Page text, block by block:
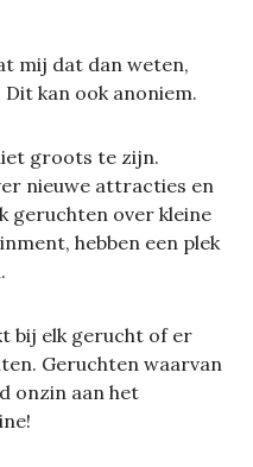
mij dat dan weten,
kan ook anoniem.
groots te zijn.
nieuwe attracties en
geruchten over kleine
hebben een plek
bij elk gerucht of er
Geruchten waarvan
onzin aan het